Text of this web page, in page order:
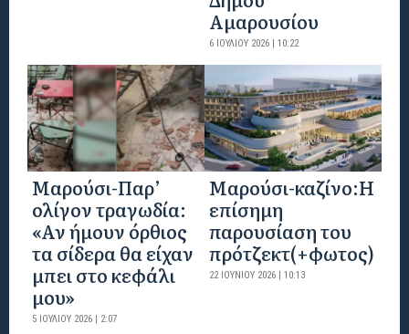
Αμαρουσίου
6 ΙΟΥΛΊΟΥ 2026 | 10:22
Μαρούσι-Παρ’
ολίγον τραγωδία:
«Αν ήμουν όρθιος
τα σίδερα θα είχαν
μπει στο κεφάλι
μου»
5 ΙΟΥΛΊΟΥ 2026 | 2:07
Mαρούσι-καζίνο:H
επίσημη
παρουσίαση του
πρότζεκτ(+φωτος)
22 ΙΟΥΝΊΟΥ 2026 | 10:13